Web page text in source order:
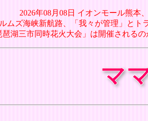
2026年08月08日 イオンモール熊本
ムズ海峡新航路、「我々が管理」と
琶湖三市同時花火大会」は開催される
マ